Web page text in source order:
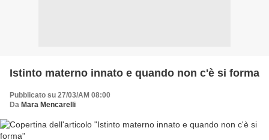
Istinto materno innato e quando non c'è si forma
Pubblicato su 27/03/AM 08:00
Da Mara Mencarelli